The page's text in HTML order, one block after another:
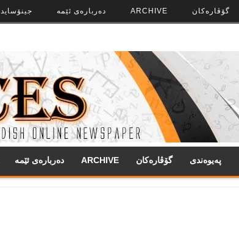
جینۆساید ده‌رباره‌ی ئێمه ARCHIVE گۆڤاره‌کان
ده‌رباره‌ی ئێمه ARCHIVE گۆڤاره‌کان په‌‌یوه‌ندی